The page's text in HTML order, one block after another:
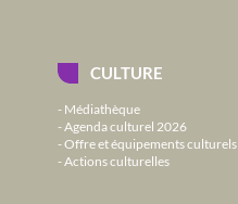
CULTURE
Médiathèque
Agenda culturel 2026
Offre et équipements culturels
Actions culturelles